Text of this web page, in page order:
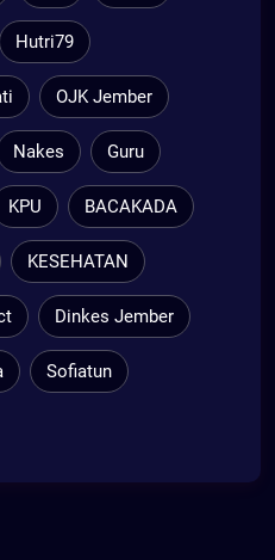
Hutri79
OJK Jember
Nakes Guru
KPU BACAKADA
KESEHATAN
Dinkes Jember
Sofiatun